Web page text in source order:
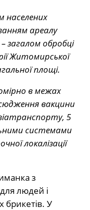
населених
ареалу
загалом обробці
Житомирської
площі.
в межах
вакцини
5
системами
локалізації
з
людей і
брикетів. У